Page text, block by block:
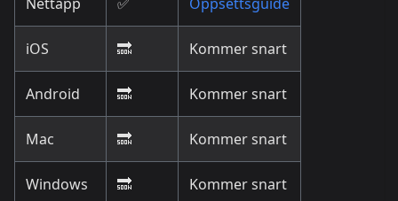
iOS 🔜 Kommer snart
Android 🔜 Kommer snart
Mac 🔜 Kommer snart
Windows 🔜 Kommer snart